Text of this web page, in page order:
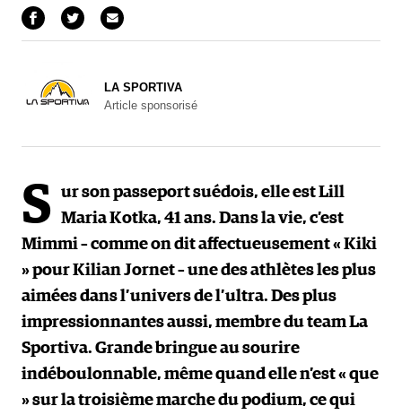
LA SPORTIVA
Article sponsorisé
S ur son passeport suédois, elle est Lill
Maria Kotka, 41 ans. Dans la vie, c’est
Mimmi – comme on dit affectueusement « Kiki
» pour Kilian Jornet – une des athlètes les plus
aimées dans l’univers de l’ultra. Des plus
impressionnantes aussi, membre du team La
Sportiva. Grande bringue au sourire
indéboulonnable, même quand elle n’est « que
» sur la troisième marche du podium, ce qui